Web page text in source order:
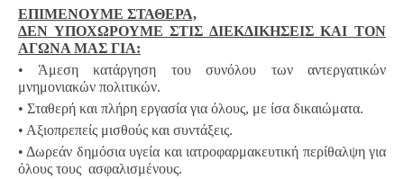
ΕΠΙΜΕΝΟΥΜΕ ΣΤΑΘΕΡΑ,
ΔΕΝ ΥΠΟΧΩΡΟΥΜΕ ΣΤΙΣ ΔΙΕΚΔΙΚΗΣΕΙΣ ΚΑΙ ΤΟΝ
ΑΓΩΝΑ ΜΑΣ ΓΙΑ:
• Άμεση κατάργηση του συνόλου των αντεργατικών
μνημονιακών πολιτικών.
• Σταθερή και πλήρη εργασία για όλους, με ίσα δικαιώματα.
• Αξιοπρεπείς μισθούς και συντάξεις.
• Δωρεάν δημόσια υγεία και ιατροφαρμακευτική περίθαλψη για
όλους τους ασφαλισμένους.